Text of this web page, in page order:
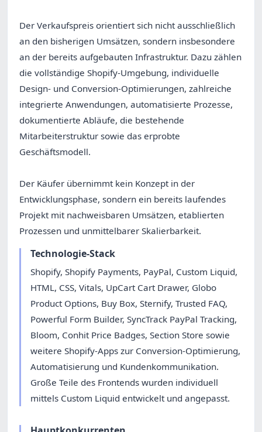
Der Verkaufspreis orientiert sich nicht ausschließlich
an den bisherigen Umsätzen, sondern insbesondere
an der bereits aufgebauten Infrastruktur. Dazu zählen
die vollständige Shopify-Umgebung, individuelle
Design- und Conversion-Optimierungen, zahlreiche
integrierte Anwendungen, automatisierte Prozesse,
dokumentierte Abläufe, die bestehende
Mitarbeiterstruktur sowie das erprobte
Geschäftsmodell.
Der Käufer übernimmt kein Konzept in der
Entwicklungsphase, sondern ein bereits laufendes
Projekt mit nachweisbaren Umsätzen, etablierten
Prozessen und unmittelbarer Skalierbarkeit.
Technologie-Stack
Shopify, Shopify Payments, PayPal, Custom Liquid,
HTML, CSS, Vitals, UpCart Cart Drawer, Globo
Product Options, Buy Box, Sternify, Trusted FAQ,
Powerful Form Builder, SyncTrack PayPal Tracking,
Bloom, Conhit Price Badges, Section Store sowie
weitere Shopify-Apps zur Conversion-Optimierung,
Automatisierung und Kundenkommunikation.
Große Teile des Frontends wurden individuell
mittels Custom Liquid entwickelt und angepasst.